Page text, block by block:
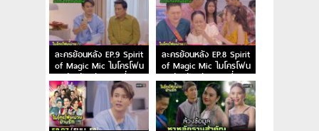
ละครย้อนหลัง EP.9 Spirit
of Magic Mic ไมโครโฟน
ม่วนป่วนรัก ตอนที่ 9
ละครย้อนหลัง EP.8 Spirit
of Magic Mic ไมโครโฟน
ม่วนป่วนรัก ตอนที่ 8